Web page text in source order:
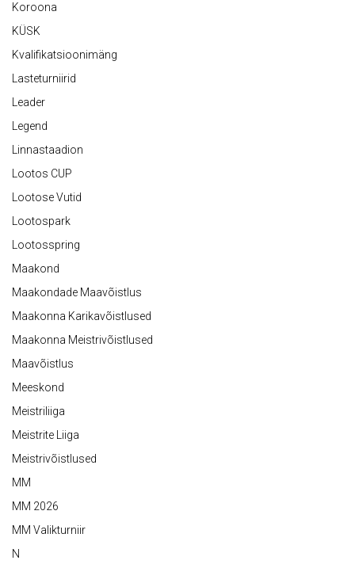
Koroona
KÜSK
Kvalifikatsioonimäng
Lasteturniirid
Leader
Legend
Linnastaadion
Lootos CUP
Lootose Vutid
Lootospark
Lootosspring
Maakond
Maakondade Maavõistlus
Maakonna Karikavõistlused
Maakonna Meistrivõistlused
Maavõistlus
Meeskond
Meistriliiga
Meistrite Liiga
Meistrivõistlused
MM
MM 2026
MM Valikturniir
N